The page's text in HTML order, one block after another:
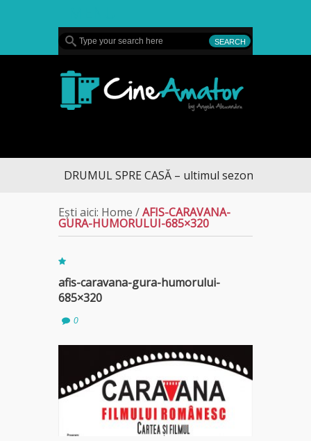
DRUMUL SPRE CASĂ – ultimul sezon te aduce la
Ești aici: Home /AFIS-CARAVANA-
GURA-HUMORULUI-685×320
afis-caravana-gura-humorului-
685×320
0